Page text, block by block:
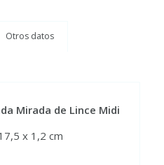
Otros datos
Mirada de Lince Midi
x 1,2 cm